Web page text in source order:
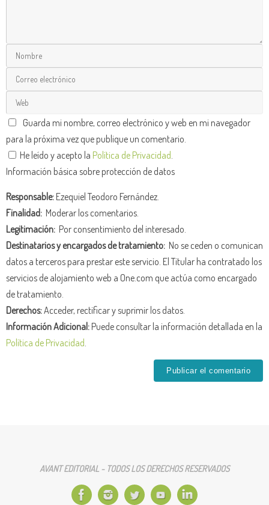
Guarda mi nombre, correo electrónico y web en mi navegador
para la próxima vez que publique un comentario.
He leído y acepto la Política de Privacidad
Información básica sobre protección de datos
Responsable:Ezequiel Teodoro Fernández.
Finalidad: Moderar los comentarios.
Legitimación: Por consentimiento del interesado.
Destinatarios y encargados de tratamiento: No se ceden o comunican
datos a terceros para prestar este servicio. El Titular ha contratado los
servicios de alojamiento web a One.com que actúa como encargado
de tratamiento.
Derechos:Acceder, rectificar y suprimir los datos.
Información Adicional:Puede consultar la información detallada en la
Política de Privacidad
AVANT EDITORIAL - TODOS LOS DERECHOS RESERVADOS